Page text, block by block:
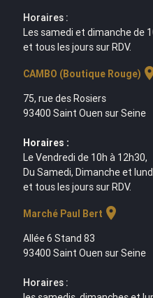
Horaires :
Les samedi et dimanche de
et tous les jours sur RDV.
CAMBO (Boutique Rouge)
75, rue des Rosiers
93400 Saint Ouen sur Seine
Horaires :
Le Vendredi de 10h à 12h30,
Du Samedi, Dimanche et
et tous les jours sur RDV.
Marché Paul Bert location_on
Allée 6 Stand 83
93400 Saint Ouen sur Seine
Horaires :